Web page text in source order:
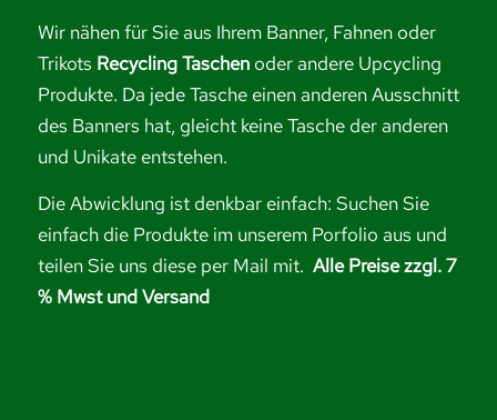
Wir nähen für Sie aus Ihrem Banner, Fahnen oder
Trikots Recycling Taschenoder andere Upcycling
Produkte. Da jede Tasche einen anderen Ausschnitt
des Banners hat, gleicht keine Tasche der anderen
und Unikate entstehen.
Die Abwicklung ist denkbar einfach: Suchen Sie
einfach die Produkte im unserem Porfolio aus und
teilen Sie uns diese per Mail mit. Alle Preise zzgl. 7
% Mwst und Versand